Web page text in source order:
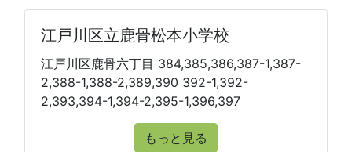
江戸川区立鹿骨松本小学校
江戸川区鹿骨六丁目 384,385,386,387-1,387-
2,388-1,388-2,389,390 392-1,392-
2,393,394-1,394-2,395-1,396,397
もっと見る